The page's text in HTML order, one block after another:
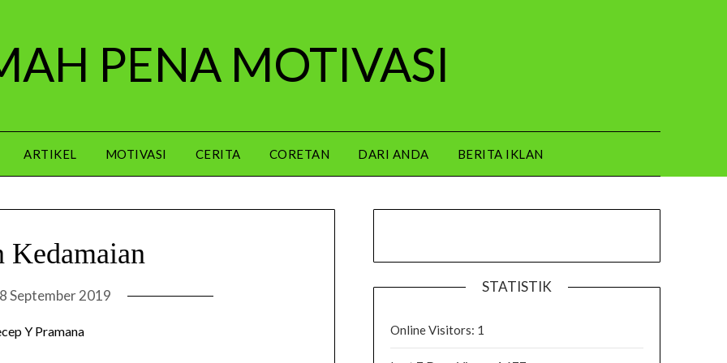
PENA MOTIVASI
ARTIKEL MOTIVASI CERITA CORETAN DARI ANDA BERITA IKLAN
Kedamaian
September 2019
Y Pramana
STATISTIK
Online Visitors: 1